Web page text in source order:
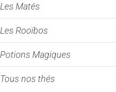
Les Matés
Les Rooïbos
Potions Magiques
Tous nos thés